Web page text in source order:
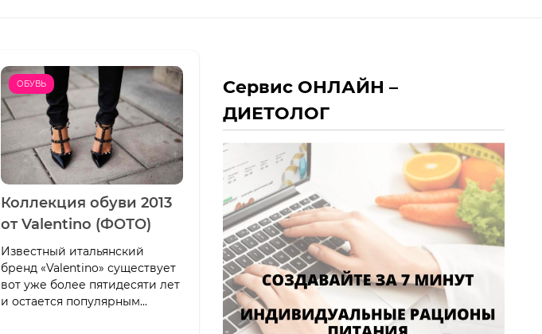
ОБУВЬ
Коллекция обуви 2013
от Valentino (ФОТО)
Известный итальянский
бренд «Valentino» существует
вот уже более пятидесяти лет
и остается популярным...
Сервис ОНЛАЙН –
ДИЕТОЛОГ